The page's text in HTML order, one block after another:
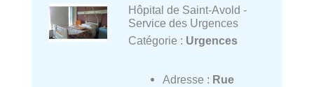
Hôpital de Saint-Avold -
Service des Urgences
Catégorie : Urgences
Adresse : Rue